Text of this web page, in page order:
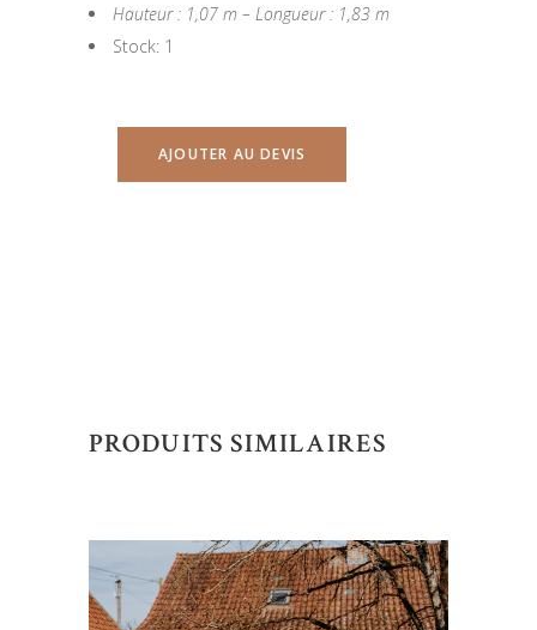
Hauteur : 1,07 m – Longueur : 1,83 m
Stock: 1
AJOUTER AU DEVIS
PRODUITS SIMILAIRES